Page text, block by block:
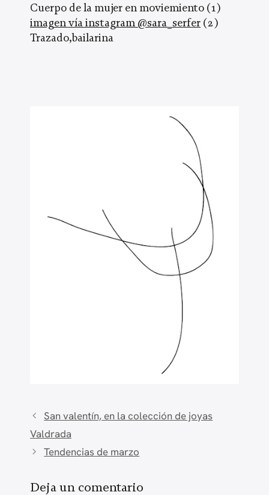
Cuerpo de la mujer en moviemiento (1)
imagen vía instagram @sara_serfer (2)
Trazado,bailarina
San valentín, en la colección de joyas
Valdrada
Tendencias de marzo
Deja un comentario